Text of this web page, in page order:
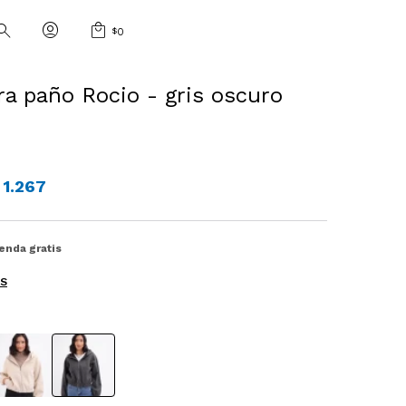
$0
paño Rocio - gris oscuro
1.267
gratis